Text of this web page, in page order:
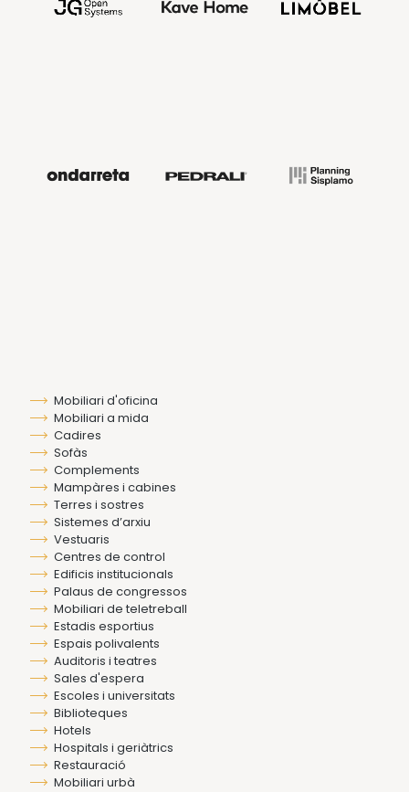
Mobiliari d'oficina
Mobiliari a mida
Cadires
Sofàs
Complements
Mampàres i cabines
Terres i sostres
Sistemes d’arxiu
Vestuaris
Centres de control
Edificis institucionals
Palaus de congressos
Mobiliari de teletreball
Estadis esportius
Espais polivalents
Auditoris i teatres
Sales d'espera
Escoles i universitats
Biblioteques
Hotels
Hospitals i geriàtrics
Restauració
Mobiliari urbà